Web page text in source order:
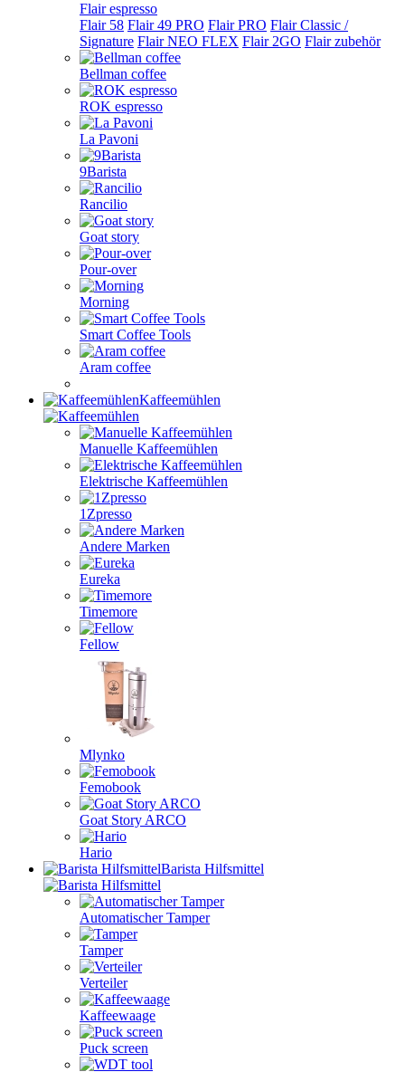
Flair espresso
Flair 58 Flair 49 PRO Flair PRO Flair Classic /
Signature Flair NEO FLEX Flair 2GO Flair zubehör
Bellman coffee
ROK espresso
La Pavoni
9Barista
Rancilio
Goat story
Pour-over
Morning
Smart Coffee Tools
Aram coffee
Kaffeemühlen
Manuelle Kaffeemühlen
Elektrische Kaffeemühlen
1Zpresso
Andere Marken
Eureka
Timemore
Fellow
Mlynko
Femobook
Goat Story ARCO
Hario
Barista Hilfsmittel
Automatischer Tamper
Tamper
Verteiler
Kaffeewaage
Puck screen